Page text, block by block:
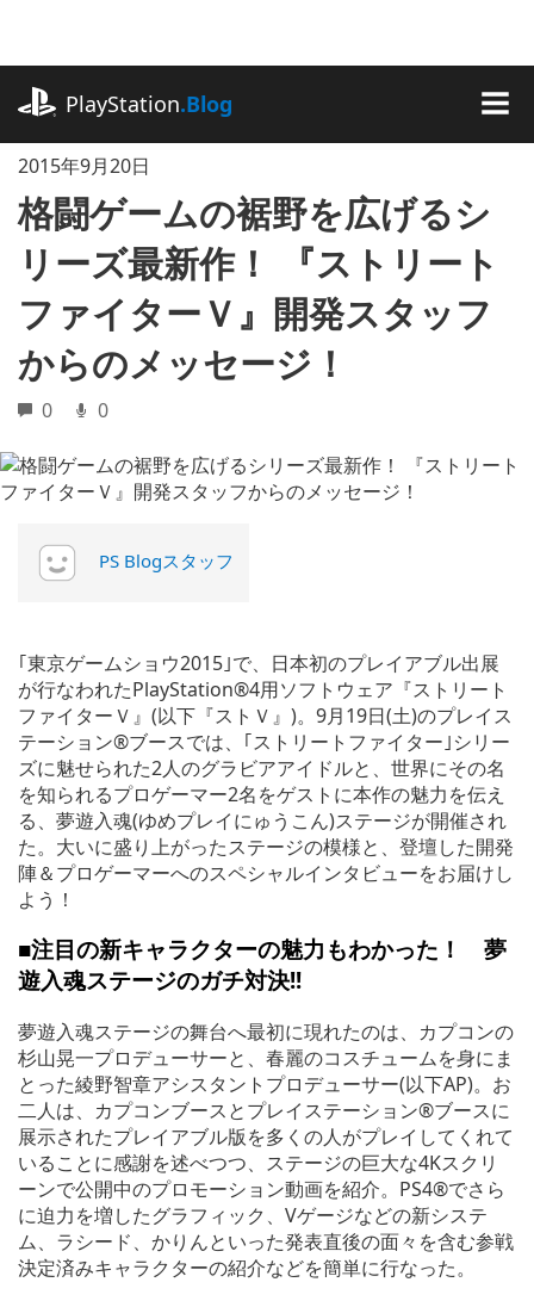
に
キ
ッ
プ
PlayStation.Blog
2015年9月20日
格闘ゲームの裾野を広げるシ
リーズ最新作！ 『ストリート
ファイターＶ』開発スタッフ
からのメッセージ！
0 0
PS Blogスタッフ
｢東京ゲームショウ2015｣で、日本初のプレイアブル出展
が行なわれたPlayStation®4用ソフトウェア『ストリート
ファイターＶ』(以下『ストＶ』)。9月19日(土)のプレイス
テーション®ブースでは、｢ストリートファイター｣シリー
ズに魅せられた2人のグラビアアイドルと、世界にその名
を知られるプロゲーマー2名をゲストに本作の魅力を伝え
る、夢遊入魂(ゆめプレイにゅうこん)ステージが開催され
た。大いに盛り上がったステージの模様と、登壇した開発
陣＆プロゲーマーへのスペシャルインタビューをお届けし
よう！
■注目の新キャラクターの魅力もわかった！ 夢
遊入魂ステージのガチ対決!!
夢遊入魂ステージの舞台へ最初に現れたのは、カプコンの
杉山晃一プロデューサーと、春麗のコスチュームを身にま
とった綾野智章アシスタントプロデューサー(以下AP)。お
二人は、カプコンブースとプレイステーション®ブースに
展示されたプレイアブル版を多くの人がプレイしてくれて
いることに感謝を述べつつ、ステージの巨大な4Kスクリ
ーンで公開中のプロモーション動画を紹介。PS4®でさら
に迫力を増したグラフィック、Vゲージなどの新システ
ム、ラシード、かりんといった発表直後の面々を含む参戦
決定済みキャラクターの紹介などを簡単に行なった。